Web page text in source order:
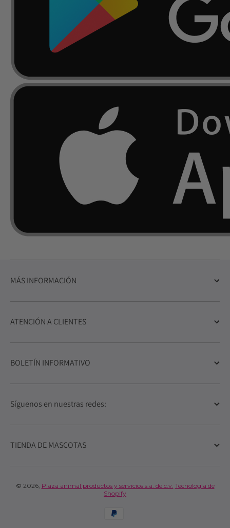
MÁS INFORMACIÓN
ATENCIÓN A CLIENTES
BOLETÍN INFORMATIVO
Síguenos en nuestras redes:
TIENDA DE MASCOTAS
© 2026, Plaza animal productos y servicios s.a. de c.v. Tecnología de
Shopify